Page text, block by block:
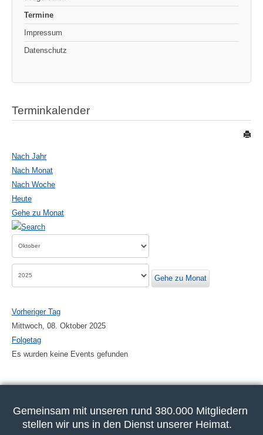
Termine
Impressum
Datenschutz
Terminkalender
Nach Jahr
Nach Monat
Nach Woche
Heute
Gehe zu Monat
Gehe zu Monat
Vorheriger Tag
Mittwoch, 08. Oktober 2025
Folgetag
Es wurden keine Events gefunden
Gemeinsam mit unseren rund 380.000 Mitgliedern
stellen wir uns in den Dienst unserer Heimat.